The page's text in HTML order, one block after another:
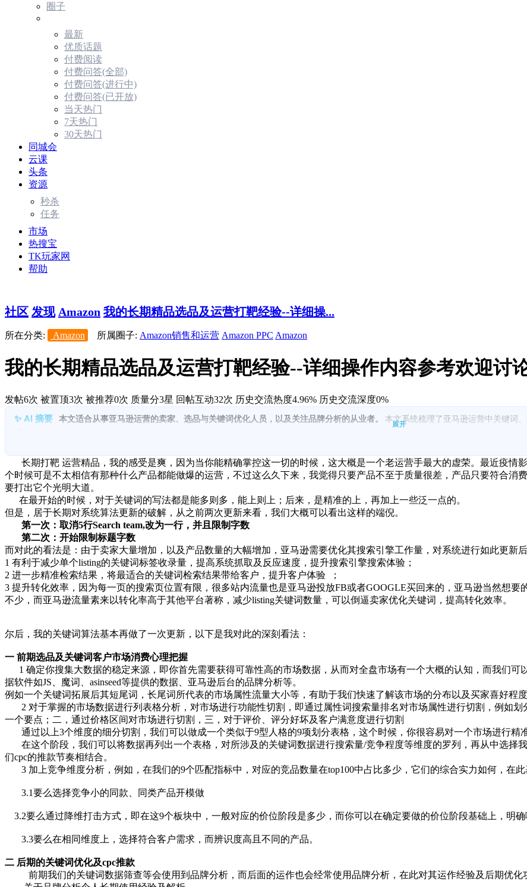
圈子
最新
优质话题
付费阅读
付费问答(全部)
付费问答(进行中)
付费问答(已开放)
当天热门
7天热门
30天热门
同城会
云课
头条
资源
秒杀
任务
市场
热搜宝
TK玩家网
帮助
社区 发现 Amazon 我的长期精品选品及运营打靶经验--详细操...
所在分类: Amazon 所属圈子: Amazon销售和运营 Amazon PPC Amazon
我的长期精品选品及运营打靶经验--详细操作内容参考欢迎讨
发帖6次 被置顶3次 被推荐0次 质量分3星 回帖互动32次 历史交流热度4.96% 历史交流深度0%
本文适合从事亚马逊运营的卖家、选品与关键词优化人员，以及关注品牌分析的从业者。 本文系统梳理了亚马逊运营中关键词
2. 前期选品与市场心理：强调通过稳定数据源（竞争对手标题使用量、搜索框提示、JS、魔词、asinseed、品牌分析等）把握市场；通
位关键词。
3. 关键词阶段性筛选与竞争分析：
4. 后期优化与品牌分析工具：以品牌分析进行关键词流量分析，关注时间维度热度、词根扩展、前3asin的点击占比与转化占比，用于竞品
5.
竞品分析与流量抢占策略：通过分析Top100竞品流量来源，采用词组/长尾词组合的广告策略，提升排名并导入更多流量.
展开
长期打靶 运营精品，我的感受是爽，因为当你能精确掌控这一切的时候，这大概是一个老运营手最大的虚荣。最近疫情
个时候可是不太相信有那种什么产品都能做爆的运营，不过这么久下来，我觉得只要产品不至于质量很差，产品只要符合消
要打出它个光明大道。
在最开始的时候，对于关键词的写法都是能多则多，能上则上；后来，是精准的上，再加上一些泛一点的。
但是，居于长期对系统算法更新的破解，从之前两次更新来看，我们大概可以看出这样的端倪。
第一次：取消5行Search team,改为一行，并且限制字数
第二次：开始限制标题字数
而对此的看法是：由于卖家大量增加，以及产品数量的大幅增加，亚马逊需要优化其搜索引擎工作量，对系统进行如此更新后
1 有利于减少单个listing的关键词标签收录量，提高系统抓取及反应速度，提升搜索引擎搜索体验；
2 进一步精准检索结果，将最适合的关键词检索结果带给客户，提升客户体验 ；
3 提升转化效率，因为每一页的搜索页位置有限，很多站内流量也是亚马逊投放FB或者GOOGLE买回来的，亚马逊当然想要
不少，而亚马逊流量素来以转化率高于其他平台著称，减少listing关键词数量，可以倒逼卖家优化关键词，提高转化效率。
尔后，我的关键词算法基本再做了一次更新，以下是我对此的深刻看法：
一 前期选品及关键词客户市场消费心理把握
1 确定你搜集大数据的稳定来源，即你首先需要获得可靠性高的市场数据，从而对全盘市场有一个大概的认知，而我们可
据软件如JS、魔词、asinseed等提供的数据、亚马逊后台的品牌分析等。
例如一个关键词拓展后其短尾词，长尾词所代表的市场属性流量大小等，有助于我们快速了解该市场的分布以及买家喜好程
2 对于掌握的市场数据进行列表格分析，对市场进行功能性切割，即通过属性词搜索量排名对市场属性进行切割，例如
一个要点；二，通过价格区间对市场进行切割，三，对于评价、评分好坏及客户满意度进行切割
通过以上3个维度的细分切割，我们可以做成一个类似于9型人格的9项划分表格，这个时候，你很容易对一个市场进行精
在这个阶段，我们可以将数据再列出一个表格，对所涉及的关键词数据进行搜索量/竞争程度等维度的罗列，再从中选择
们cpc的推款节奏相结合。
3 加上竞争维度分析，例如，在我们的9个匹配指标中，对应的竞品数量在top100中占比多少，它们的综合实力如何，在
3.1要么选择竞争小的同款、同类产品开模做
3.2要么通过降维打击方式，即在这9个板块中，一般对应的价位阶段是多少，而你可以在确定要做的价位阶段基础上，明
3.3要么在相同维度上，选择符合客户需求，而辨识度高且不同的产品。
二 后期的关键词优化及cpc推款
前期我们的关键词数据筛查等会使用到品牌分析，而后面的运作也会经常使用品牌分析，在此对其运作经验及后期优化